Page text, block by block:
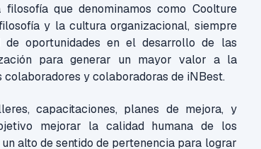
que denominamos como Coolture
y la cultura organizacional, siempre
oportunidades en el desarrollo de las
para generar un mayor valor a la
y colaboradoras de iNBest.
capacitaciones, planes de mejora, y
mejorar la calidad humana de los
alto de sentido de pertenencia para lograr